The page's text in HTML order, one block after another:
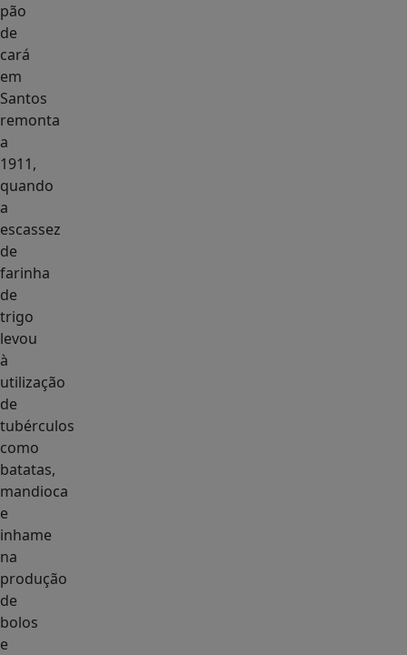
pão
de
cará
em
Santos
remonta
a
1911,
quando
a
escassez
de
farinha
de
trigo
levou
à
utilização
de
tubérculos
como
batatas,
mandioca
e
inhame
na
produção
de
bolos
e